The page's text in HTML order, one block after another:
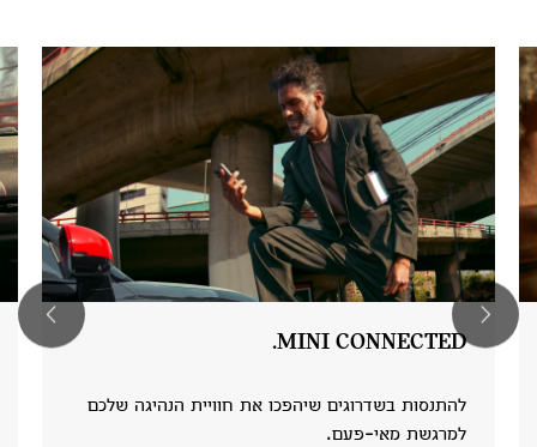
MINI CONNECTED.
להתנסות בשדרוגים שיהפכו את חוויית הנהיגה שלכם
למרגשת מאי-פעם.